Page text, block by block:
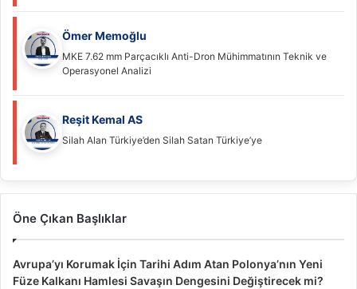
Ömer Memoğlu
MKE 7.62 mm Parçacıklı Anti-Dron Mühimmatının Teknik ve
Operasyonel Analizi
Reşit Kemal AS
Silah Alan Türkiye’den Silah Satan Türkiye’ye
Öne Çıkan Başlıklar
Avrupa’yı Korumak İçin Tarihi Adım Atan Polonya’nın Yeni
Füze Kalkanı Hamlesi Savaşın Dengesini Değiştirecek mi?